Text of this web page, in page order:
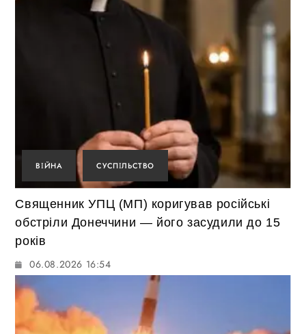
ВІЙНА СУСПІЛЬСТВО
Священник УПЦ (МП) коригував російські
обстріли Донеччини — його засудили до 15
років
06.08.2026 16:54